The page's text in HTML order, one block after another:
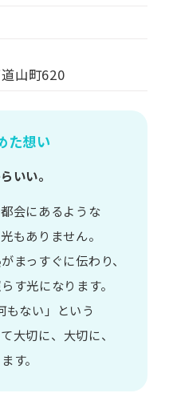
山町620
た想い
いい。
会に​あるような​
も​ありません。​
まっすぐに​伝わり、
す光に​なります。
も​ない」と​いう​
大切に、​大切に、​
す。​